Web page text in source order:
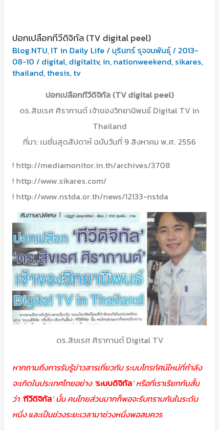
ปอกเปลือกทีวีดิจิทัล (TV digital peel)
Blog.NTU, IT in Daily Life / บุรินทร์ รุจจนพันธุ์/ 2013-
08-10/ digital, digitaltv, in, nationweekend, sikares,
thailand, thesis, tv
ปอกเปลือกทีวีดิจิทัล (TV digital peel)
ดร.สิขเรศ ศิรากานต์ เจ้าของวิทยานิพนธ์ Digital TV in
Thailand
ที่มา: เนชั่นสุดสัปดาห์ ฉบับวันที่ 9 สิงหาคม พ.ศ. 2556
! http://mediamonitor.in.th/archives/3708
! http://www.sikares.com/
! http://www.nstda.or.th/news/12133-nstda
ดร.สิขเรศ ศิรากานต์ Digital TV
หากถามถึงการรับรู้ข่าวสารเกี่ยวกับ ระบบโทรทัศน์ใหม่ที่กำลัง
จะเกิดในประเทศไทยอย่าง ‘ระบบดิจิทัล’ หรือที่เราเรียกกันสั้น
ว่า ‘ทีวีดิจิทัล’ นั้น คนไทยส่วนมากก็พอจะรับทราบกันในระดับ
หนึ่ง และเป็นช่วงระยะเวลามาช่วงหนึ่งพอสมควร